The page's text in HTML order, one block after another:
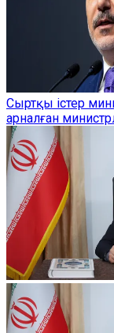
Сыртқы істер
арналған